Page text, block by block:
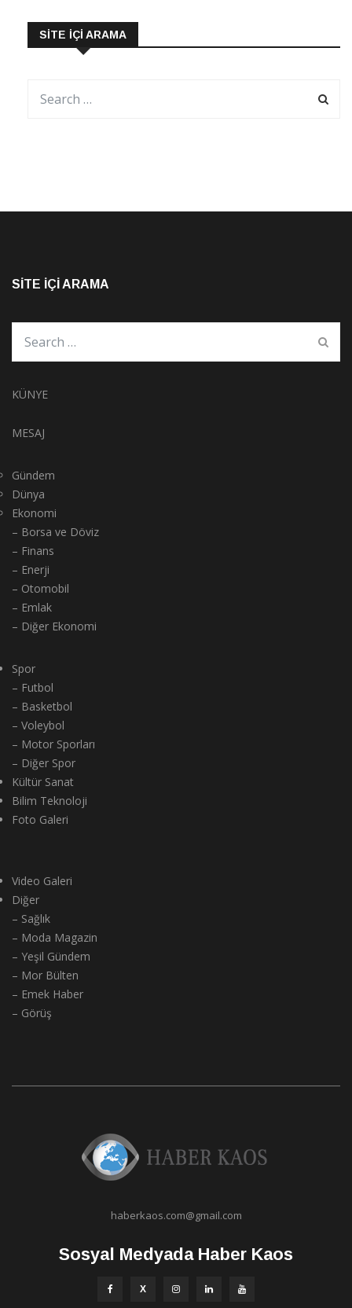
SITE İÇI ARAMA
SITE İÇI ARAMA
KÜNYE
MESAJ
Gündem
Dünya
Ekonomi
– Borsa ve Döviz
– Finans
– Enerji
– Otomobil
– Emlak
– Diğer Ekonomi
Spor
– Futbol
– Basketbol
– Voleybol
– Motor Sporları
– Diğer Spor
Kültür Sanat
Bilim Teknoloji
Foto Galeri
Video Galeri
Diğer
– Sağlık
– Moda Magazin
– Yeşil Gündem
– Mor Bülten
– Emek Haber
– Görüş
haberkaos.com@gmail.com
Sosyal Medyada Haber Kaos